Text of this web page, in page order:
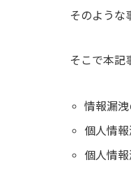
そのような
そこで本記
情報漏
個人情
個人情